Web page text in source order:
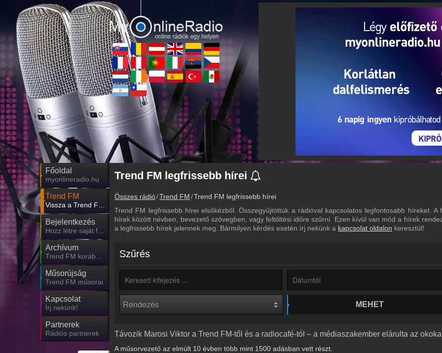
Főoldal
myonlineradio.hu
Trend FM
Bejelentkezés
Archívum
Műsorújság
Trend FM műsorai
Kapcsolat
Írj nekünk!
Partnerek
Rádiós partnerek
Trend FM legfrissebb hírei
Összes rádió Trend FM Trend FM legfrissebb hírei
Trend FM legfrissebb hírei elsőkézből. Összegyűjtöttük a rádióval kapcsolatos legfontosabb híreket.
hírek között névben, bevezető szövegben, vagy feltöltési időre szűrni. Ezen kívül van mód a hírek
a legfrissebb hírek jelennek meg. Bármilyen kérdés esetén írj nekünk a kapcsolat oldalon keresztül!
Szűrés
MEHET
Távozik Marosi Viktor a Trend FM-től és a radiocafé-tól – a médiaszakember elárulta az
A műsorvezető az elmúlt 10 évben több mint 1500 adásban vett részt.